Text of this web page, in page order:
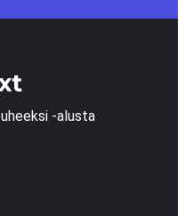
-alusta